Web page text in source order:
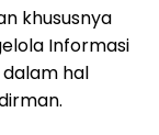
khususnya
Informasi
hal